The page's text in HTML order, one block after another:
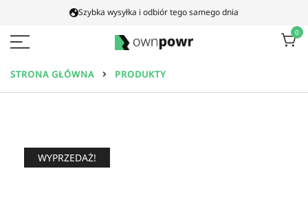
do
Szybka wysyłka i odbiór tego samego dnia
0
STRONA GŁÓWNA PRODUKTY
WYPRZEDAŻ!